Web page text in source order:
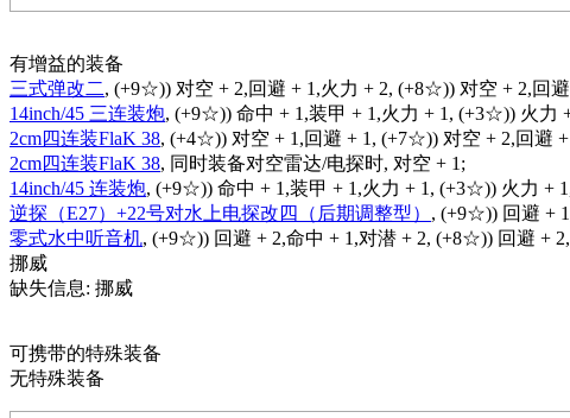
有增益的装备
三式弹改二, (+9☆)) 对空 + 2,回避 + 1,火力 + 2, (+8☆)) 对空 + 2,回
14inch/45 三连装炮, (+9☆)) 命中 + 1,装甲 + 1,火力 + 1, (+3☆)) 火力
2cm四连装FlaK 38, (+4☆)) 对空 + 1,回避 + 1, (+7☆)) 对空 + 2,回避
2cm四连装FlaK 38, 同时装备对空雷达/电探时, 对空 + 1;
14inch/45 连装炮, (+9☆)) 命中 + 1,装甲 + 1,火力 + 1, (+3☆)) 火力 +
逆探（E27）+22号对水上电探改四（后期调整型） , (+9☆)) 回避 +
零式水中听音机, (+9☆)) 回避 + 2,命中 + 1,对潜 + 2, (+8☆)) 回避 +
挪威
缺失信息: 挪威
可携带的特殊装备
无特殊装备